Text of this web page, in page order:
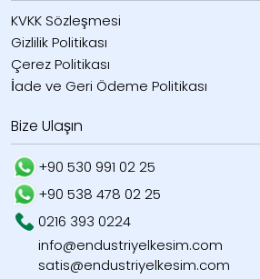
KVKK Sözleşmesi
Gizlilik Politikası
Çerez Politikası
İade ve Geri Ödeme Politikası
Bize Ulaşın
+90 530 991 02 25
+90 538 478 02 25
0216 393 0224
info@endustriyelkesim.com
satis@endustriyelkesim.com